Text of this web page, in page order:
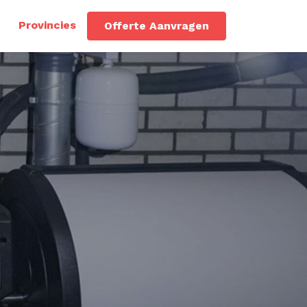
Provincies Offerte Aanvragen